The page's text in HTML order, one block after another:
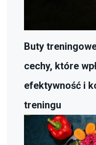
Buty
cechy, które
efektywność i
treningu